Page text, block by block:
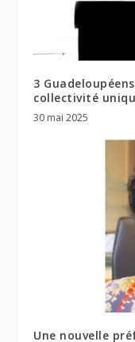
3
collectivité
30 mai 2025
Une nouvelle